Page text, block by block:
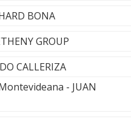
BONA
GROUP
CALLERIZA
- JUAN